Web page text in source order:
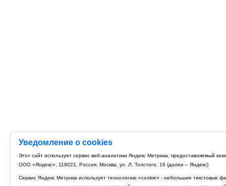
Уведомление о cookies
Этот сайт использует сервис веб-аналитики Яндекс Метрика, предоставляемый
ООО «Яндекс», 119021, Россия, Москва, ул. Л. Толстого, 16 (далее – Яндекс)
Сервис Яндекс Метрика использует технологию «cookie» - небольшие текстовые